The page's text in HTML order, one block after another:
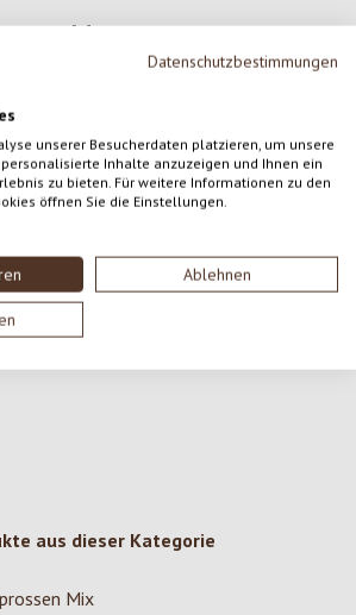
Datenschutzbestimmungen
unserer Besucherdaten platzieren, um unsere
Inhalte anzuzeigen und Ihnen ein
zu bieten. Für weitere Informationen zu den
öffnen Sie die Einstellungen.
Ablehnen
von 0 von 5 Sternen
ab!
mit dem Produkt mit anderen Kunden.
in der aktuellen Sprache anzeigen.
gefunden. Gehe voran und teile
mit anderen.
aus dieser Kategorie